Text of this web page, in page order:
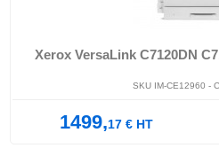
Xerox VersaLink C7120DN
SKU IM-CE12960 -
1499,17€HT